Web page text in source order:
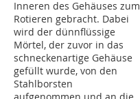
Inneren des Gehäuses zum
Rotieren gebracht. Dabei
wird der dünnflüssige
Mörtel, der zuvor in das
schneckenartige Gehäuse
gefüllt wurde, von den
Stahlborsten